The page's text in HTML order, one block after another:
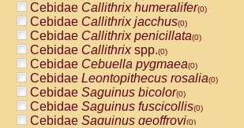
PitheciidaeChiropotes satanas(0)
PitheciidaePithecia monachus
PitheciidaePithecia pithecia(0)
CercopithecidaeCercocebus agilis
CercopithecidaeCercocebus
CercopithecidaeCercocebus
CercopithecidaeCercocebus
CercopithecidaeCercocebus
CercopithecidaeCercocebushybrid
Cebidae Callithrix humeralifer(0)
Cebidae Callithrix jacchus(0)
Cebidae Callithrix penicillata(0)
Cebidae Callithrixspp.(0)
Cebidae Cebuella pygmaea(0)
Cebidae Leontopithecus rosalia(0)
Cebidae Saguinus bicolor(0)
Cebidae Saguinus fuscicollis(0)
Cebidae Saguinus geoffroyi(0)